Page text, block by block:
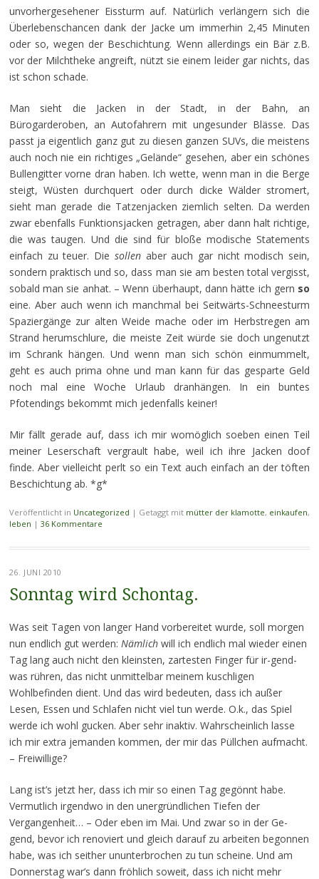
unvorhergesehener Eissturm auf. Natürlich verlängern sich die
Überlebenschancen dank der Jacke um immerhin 2,45 Minuten
oder so, wegen der Beschichtung. Wenn allerdings ein Bär z.B.
vor der Milchtheke angreift, nützt sie einem leider gar nichts, das
ist schon schade.
Man sieht die Jacken in der Stadt, in der Bahn, an
Bürogarderoben, an Autofahrern mit ungesunder Blässe. Das
passt ja eigentlich ganz gut zu diesen ganzen SUVs, die meistens
auch noch nie ein richtiges „Gelände“ gesehen, aber ein schönes
Bullengitter vorne dran haben. Ich wette, wenn man in die Berge
steigt, Wüsten durchquert oder durch dicke Wälder stromert,
sieht man gerade die Tatzenjacken ziemlich selten. Da werden
zwar ebenfalls Funktionsjacken getragen, aber dann halt richtige,
die was taugen. Und die sind für bloße modische Statements
einfach zu teuer. Die sollenaber auch gar nicht modisch sein,
sondern praktisch und so, dass man sie am besten total vergisst,
sobald man sie anhat. – Wenn überhaupt, dann hätte ich gern so
eine. Aber auch wenn ich manchmal bei Seitwärts-Schneesturm
Spaziergänge zur alten Weide mache oder im Herbstregen am
Strand herumschlure, die meiste Zeit würde sie doch ungenutzt
im Schrank hängen. Und wenn man sich schön einmummelt,
geht es auch prima ohne und man kann für das gesparte Geld
noch mal eine Woche Urlaub dranhängen. In ein buntes
Pfotendings bekommt mich jedenfalls keiner!
Mir fällt gerade auf, dass ich mir womöglich soeben einen Teil
meiner Leserschaft vergrault habe, weil ich ihre Jacken doof
finde. Aber vielleicht perlt so ein Text auch einfach an der töften
Beschichtung ab. *g*
Veröffentlicht in Uncategorized | Getaggt mit mütter der klamotte, einkaufen,
leben | 36 Kommentare
26. JUNI 2010
Sonntag wird Schontag.
Was seit Tagen von langer Hand vorbereitet wurde, soll morgen
nun endlich gut werden: Nämlichwill ich endlich mal wieder einen
Tag lang auch nicht den kleinsten, zartesten Finger für ir-gend-
was rühren, das nicht unmittelbar meinem kuschligen
Wohlbefinden dient. Und das wird bedeuten, dass ich außer
Lesen, Essen und Schlafen nicht viel tun werde. O.k., das Spiel
werde ich wohl gucken. Aber sehr inaktiv. Wahrscheinlich lasse
ich mir extra jemanden kommen, der mir das Püllchen aufmacht.
– Freiwillige?
Lang ist’s jetzt her, dass ich mir so einen Tag gegönnt habe.
Vermutlich irgendwo in den unergründlichen Tiefen der
Vergangenheit… – Oder eben im Mai. Und zwar so in der Ge-
gend, bevor ich renoviert und gleich darauf zu arbeiten begonnen
habe, was ich seither ununterbrochen zu tun scheine. Und am
Donnerstag war’s dann fröhlich soweit, dass ich nicht mehr